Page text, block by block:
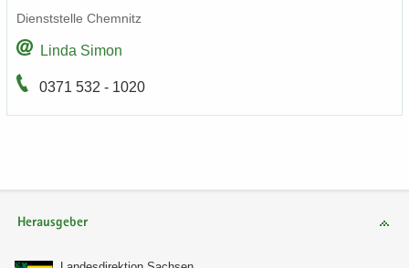
Dienst­stel­le Chem­nitz
Linda Simon
0371 532 - 1020
Herausgeber